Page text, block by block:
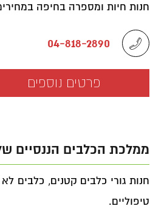
חנות חיות ומספרה בחיפה
04-818-2890
פרטים נוספים
ממלכת הכלבים הננסיים
חנות גורי כלבים קטנים, כלבים
טיפוליים.